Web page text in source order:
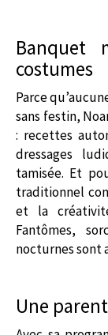
Banquet
costumes
Parce
sans festin,
: recettes
dressages
tamisée. Et
traditionnel
et la
Fantômes,
nocturnes sont
Une